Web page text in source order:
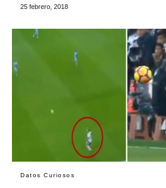
25 febrero, 2018
Datos Curiosos